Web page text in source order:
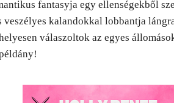
fantasyja egy ellenségekből
veszélyes kalandokkal lobbantja
válaszoltok az egyes